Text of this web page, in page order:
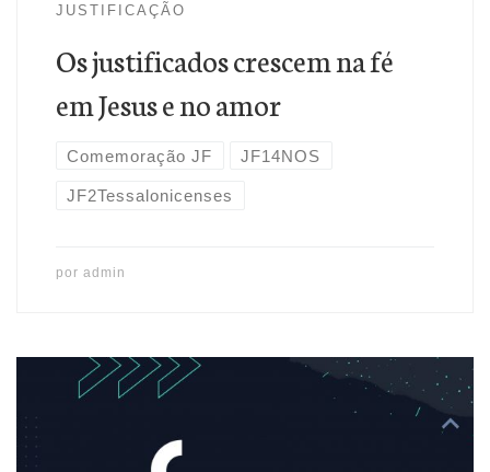
JUSTIFICAÇÃO
Os justificados crescem na fé
em Jesus e no amor
Comemoração JF JF14NOS
JF2Tessalonicenses
por admin